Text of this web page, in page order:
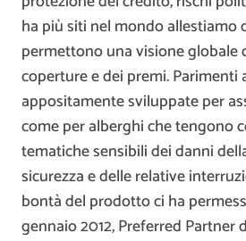
ha più siti nel mondo allestiamo
permettono una visione globale
coperture e dei premi.
appositamente sviluppate per
come per alberghi che tengono
tematiche sensibili dei danni
sicurezza e delle relative
bontà del prodotto ci ha
gennaio 2012, Preferred Partner